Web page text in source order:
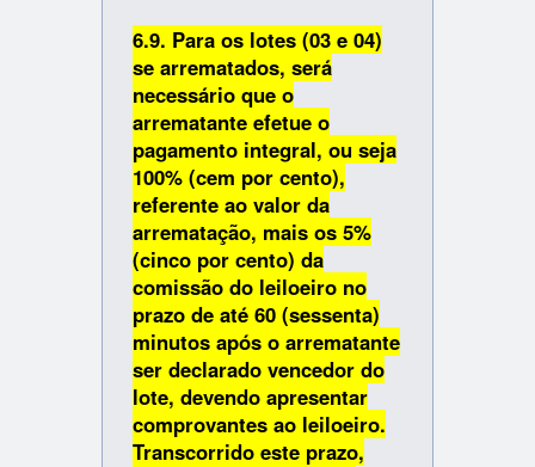
6.9. Para os lotes (03 e 04)
se arrematados, será
necessário que o
arrematante efetue o
pagamento integral, ou seja
100% (cem por cento),
referente ao valor da
arrematação, mais os 5%
(cinco por cento) da
comissão do leiloeiro no
prazo de até 60 (sessenta)
minutos após o arrematante
ser declarado vencedor do
lote, devendo apresentar
comprovantes ao leiloeiro.
Transcorrido este prazo,